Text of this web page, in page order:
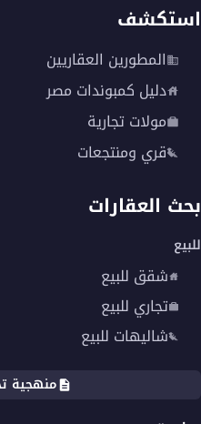
استكشف
المطورين العقاريين
دليل كمبوندات مصر
مولات تجارية
قري ومنتجعات
بحث العقارات
للبيع
شقق للبيع
تجاري للبيع
شاليهات للبيع
منهجية